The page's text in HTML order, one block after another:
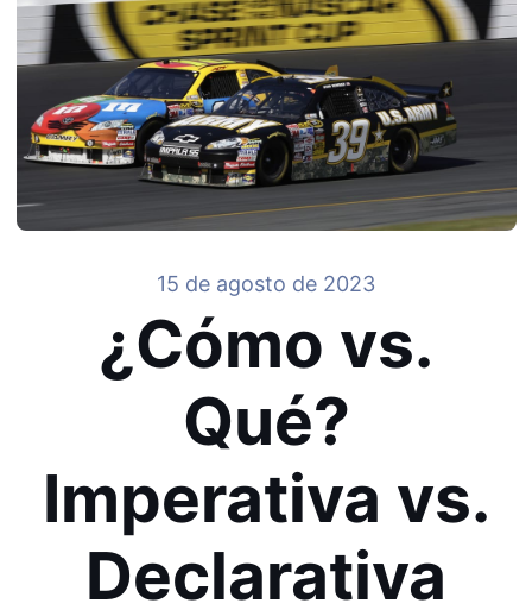
15 de agosto de 2023
¿Cómo vs.
Qué?
Imperativa vs.
Declarativa